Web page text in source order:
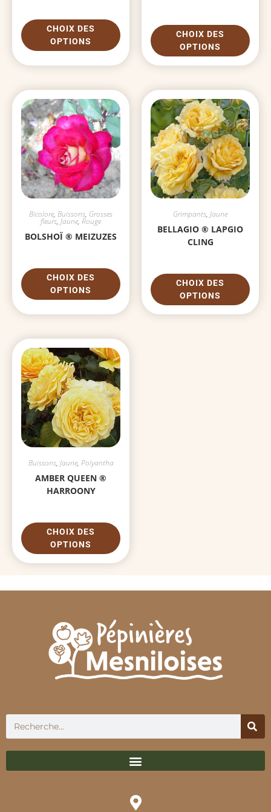
CHOIX DES
OPTIONS
CHOIX DES
OPTIONS
Bicolore, Buissons, Grosses
fleurs, Jaune, Rouge
BOLSHOÏ ® MEIZUZES
CHOIX DES
OPTIONS
Grimpants, Jaune
BELLAGIO ® LAPGIO
CLING
CHOIX DES
OPTIONS
Buissons, Jaune, Polyantha
AMBER QUEEN ®
HARROONY
CHOIX DES
OPTIONS